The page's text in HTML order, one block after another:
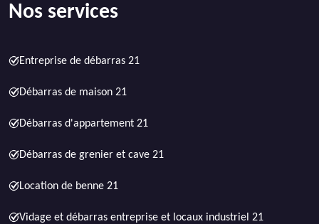
Nos services
Entreprise de débarras 21
Débarras de maison 21
Débarras d'appartement 21
Débarras de grenier et cave 21
Location de benne 21
Vidage et débarras entreprise et locaux industriel 21